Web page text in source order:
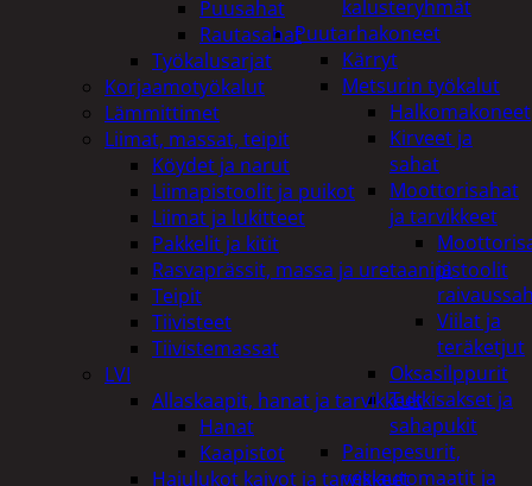
kalusteryhmät
Puutarhakoneet
Kärryt
Metsurin työkalut
Halkomakoneet
Kirveet ja
sahat
Moottorisahat
ja tarvikkeet
ja
Viilat ja
teräketjut
Oksasilppurit
Tukkisakset ja
sahapukit
Painepesurit,
vesiautomaatit ja
Puusahat
Rautasahat
Työkalusarjat
Korjaamotyökalut
Lämmittimet
Liimat, massat, teipit
Köydet ja narut
Liimapistoolit ja puikot
Liimat ja lukitteet
Pakkelit ja kitit
Rasvaprässit, massa ja uretaanipistoolit
Teipit
Tiivisteet
Tiivistemassat
LVI
Allaskaapit, hanat ja tarvikkeet
Hanat
Kaapistot
Hajulukot kaivot ja tarvikkeet